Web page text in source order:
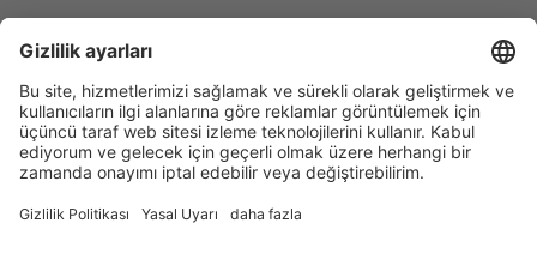
Holthoege 10-14
49632 Essen (Oldenburg)
Almanya